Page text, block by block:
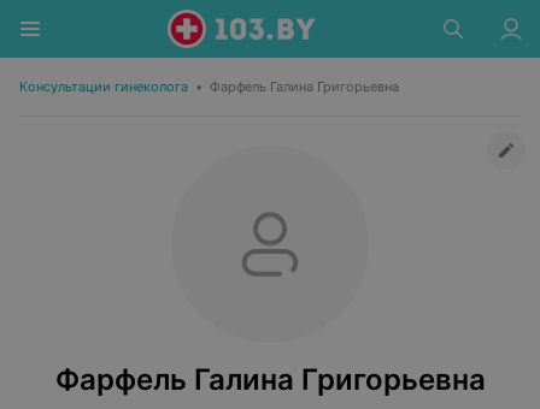
Консультации гинеколога • Фарфель Галина Григорьевна
Фарфель Галина Григорьевна